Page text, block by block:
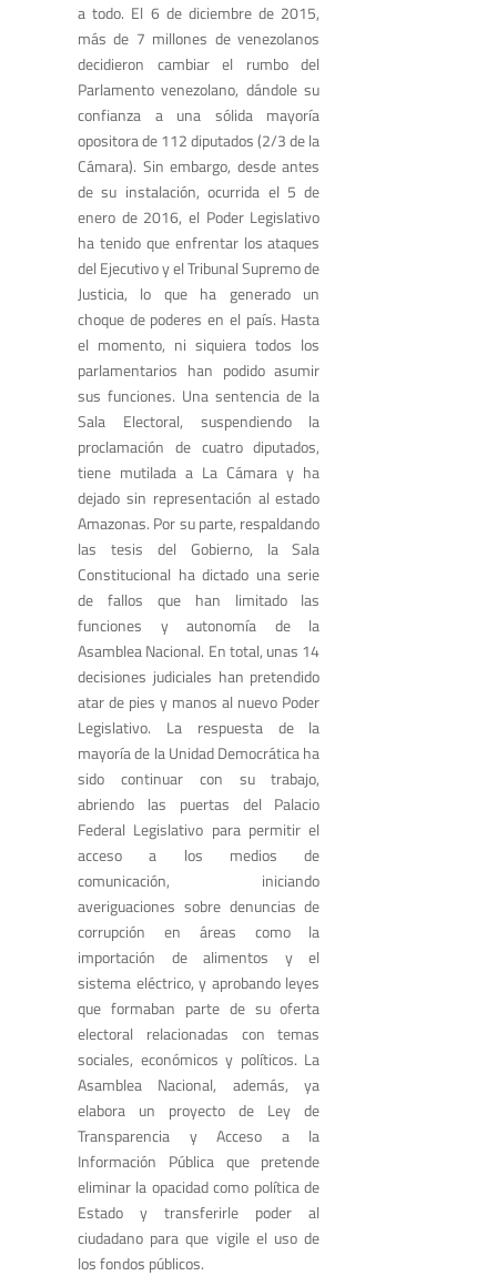
a todo. El 6 de diciembre de 2015,
más de 7 millones de venezolanos
decidieron cambiar el rumbo del
Parlamento venezolano, dándole su
confianza a una sólida mayoría
opositora de 112 diputados (2/3 de la
Cámara). Sin embargo, desde antes
de su instalación, ocurrida el 5 de
enero de 2016, el Poder Legislativo
ha tenido que enfrentar los ataques
del Ejecutivo y el Tribunal Supremo de
Justicia, lo que ha generado un
choque de poderes en el país. Hasta
el momento, ni siquiera todos los
parlamentarios han podido asumir
sus funciones. Una sentencia de la
Sala Electoral, suspendiendo la
proclamación de cuatro diputados,
tiene mutilada a La Cámara y ha
dejado sin representación al estado
Amazonas. Por su parte, respaldando
las tesis del Gobierno, la Sala
Constitucional ha dictado una serie
de fallos que han limitado las
funciones y autonomía de la
Asamblea Nacional. En total, unas 14
decisiones judiciales han pretendido
atar de pies y manos al nuevo Poder
Legislativo. La respuesta de la
mayoría de la Unidad Democrática ha
sido continuar con su trabajo,
abriendo las puertas del Palacio
Federal Legislativo para permitir el
acceso a los medios de
comunicación, iniciando
averiguaciones sobre denuncias de
corrupción en áreas como la
importación de alimentos y el
sistema eléctrico, y aprobando leyes
que formaban parte de su oferta
electoral relacionadas con temas
sociales, económicos y políticos. La
Asamblea Nacional, además, ya
elabora un proyecto de Ley de
Transparencia y Acceso a la
Información Pública que pretende
eliminar la opacidad como política de
Estado y transferirle poder al
ciudadano para que vigile el uso de
los fondos públicos.